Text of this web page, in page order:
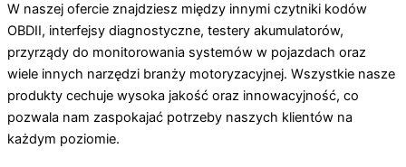
W naszej ofercie znajdziesz między innymi czytniki kodów
OBDII, interfejsy diagnostyczne, testery akumulatorów,
przyrządy do monitorowania systemów w pojazdach oraz
wiele innych narzędzi branży motoryzacyjnej. Wszystkie nasze
produkty cechuje wysoka jakość oraz innowacyjność, co
pozwala nam zaspokajać potrzeby naszych klientów na
każdym poziomie.